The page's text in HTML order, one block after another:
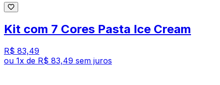
Kit com 7 Cores Pasta Ice Cream
R$ 83,49
ou 1x de R$ 83,49 sem juros